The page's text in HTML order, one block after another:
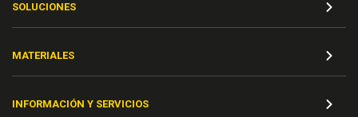
SOLUCIONES
MATERIALES
INFORMACIÓN Y SERVICIOS